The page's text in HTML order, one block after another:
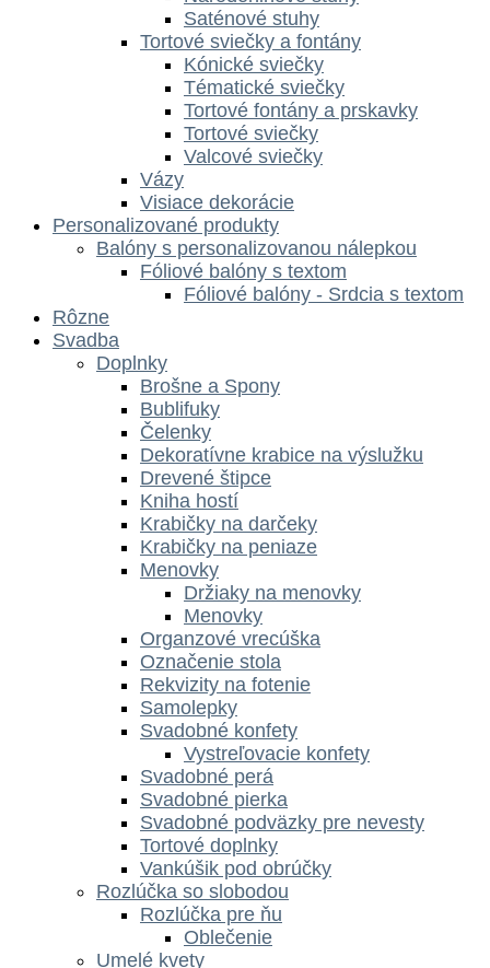
Saténové stuhy
Tortové sviečky a fontány
Kónické sviečky
Tématické sviečky
Tortové fontány a prskavky
Tortové sviečky
Valcové sviečky
Vázy
Visiace dekorácie
Personalizované produkty
Balóny s personalizovanou nálepkou
Fóliové balóny s textom
Fóliové balóny - Srdcia s textom
Rôzne
Svadba
Doplnky
Brošne a Spony
Bublifuky
Čelenky
Dekoratívne krabice na výslužku
Drevené štipce
Kniha hostí
Krabičky na darčeky
Krabičky na peniaze
Menovky
Držiaky na menovky
Menovky
Organzové vrecúška
Označenie stola
Rekvizity na fotenie
Samolepky
Svadobné konfety
Vystreľovacie konfety
Svadobné perá
Svadobné pierka
Svadobné podväzky pre nevesty
Tortové doplnky
Vankúšik pod obrúčky
Rozlúčka so slobodou
Rozlúčka pre ňu
Oblečenie
Umelé kvety